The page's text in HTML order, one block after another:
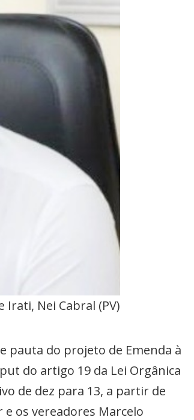
Nei Cabral (PV)
pauta do projeto de Emenda à
do artigo 19 da Lei Orgânica
de dez para 13, a partir de
e os vereadores Marcelo